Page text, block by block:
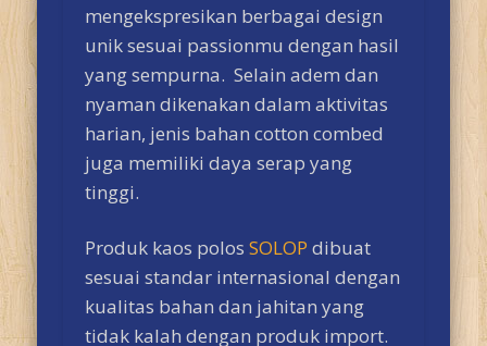
mengekspresikan berbagai design
unik sesuai passionmu dengan hasil
yang sempurna. Selain adem dan
nyaman dikenakan dalam aktivitas
harian, jenis bahan cotton combed
juga memiliki daya serap yang
tinggi.
Produk kaos polos SOLOP dibuat
sesuai standar internasional dengan
kualitas bahan dan jahitan yang
tidak kalah dengan produk import.